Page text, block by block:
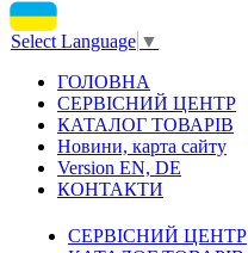
Select Language ▼
ГОЛОВНА
СЕРВІСНИЙ ЦЕНТР
КАТАЛОГ ТОВАРІВ
Новини, карта сайту
Version EN, DE
КОНТАКТИ
СЕРВІСНИЙ ЦЕНТР